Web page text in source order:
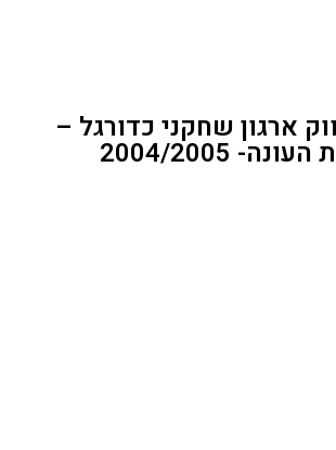
ארגון שחקני כדורגל –
2004/2005